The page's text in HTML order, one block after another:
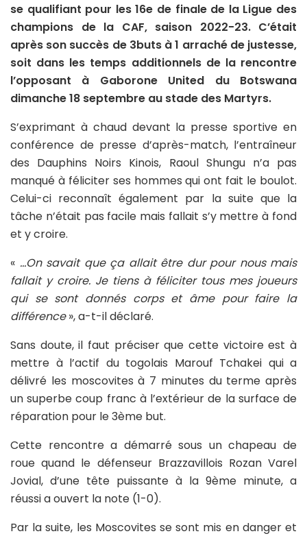
se qualifiant pour les 16e de finale de la Ligue des
champions de la CAF, saison 2022-23. C’était
après son succès de 3buts à 1 arraché de justesse,
soit dans les temps additionnels de la rencontre
l’opposant à Gaborone United du Botswana
dimanche 18 septembre au stade des Martyrs.
S’exprimant à chaud devant la presse sportive en
conférence de presse d’après-match, l’entraîneur
des Dauphins Noirs Kinois, Raoul Shungu n’a pas
manqué à féliciter ses hommes qui ont fait le boulot.
Celui-ci reconnaît également par la suite que la
tâche n’était pas facile mais fallait s’y mettre à fond
et y croire.
« …On savait que ça allait être dur pour nous mais
fallait y croire. Je tiens à féliciter tous mes joueurs
qui se sont donnés corps et âme pour faire la
différence», a-t-il déclaré.
Sans doute, il faut préciser que cette victoire est à
mettre à l’actif du togolais Marouf Tchakei qui a
délivré les moscovites à 7 minutes du terme après
un superbe coup franc à l’extérieur de la surface de
réparation pour le 3ème but.
Cette rencontre a démarré sous un chapeau de
roue quand le défenseur Brazzavillois Rozan Varel
Jovial, d’une tête puissante à la 9ème minute, a
réussi a ouvert la note (1-0).
Par la suite, les Moscovites se sont mis en danger et